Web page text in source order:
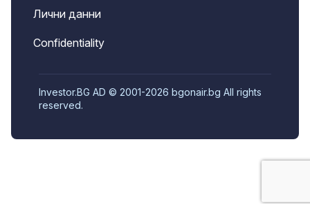
Лични данни
Confidentiality
Investor.BG AD © 2001-2026 bgonair.bg All rights
reserved.